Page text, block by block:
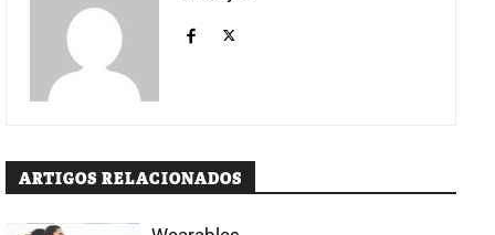
ARTIGOS RELACIONADOS